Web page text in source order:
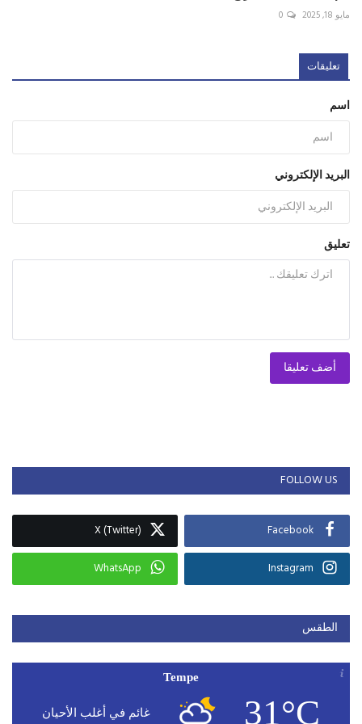
مايو 18, 2025 0
تعليقات
اسم
البريد الإلكتروني
تعليق
أضف تعليقا
FOLLOW US
Facebook
X (Twitter)
Instagram
WhatsApp
الطقس
Tempe
31°C غائم في أغلب الأحيان